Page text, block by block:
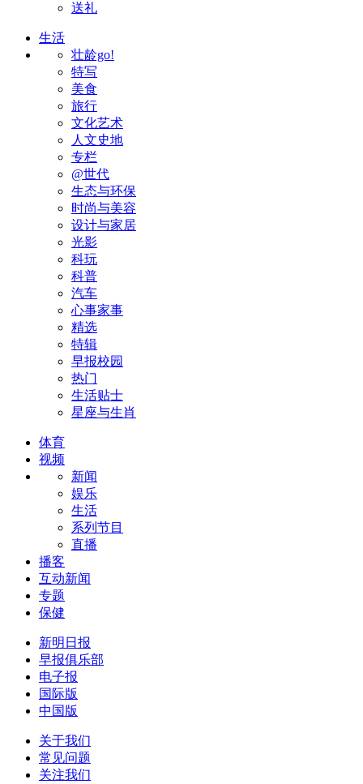
送礼
生活
壮龄go!
特写
美食
旅行
文化艺术
人文史地
专栏
@世代
生态与环保
时尚与美容
设计与家居
光影
科玩
科普
汽车
心事家事
精选
特辑
早报校园
热门
生活贴士
星座与生肖
体育
视频
新闻
娱乐
生活
系列节目
直播
播客
互动新闻
专题
保健
新明日报
早报俱乐部
电子报
国际版
中国版
关于我们
常见问题
关注我们